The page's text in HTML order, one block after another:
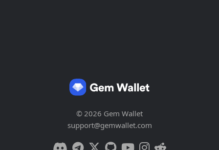
© 2026 Gem Wallet
support@gemwallet.com